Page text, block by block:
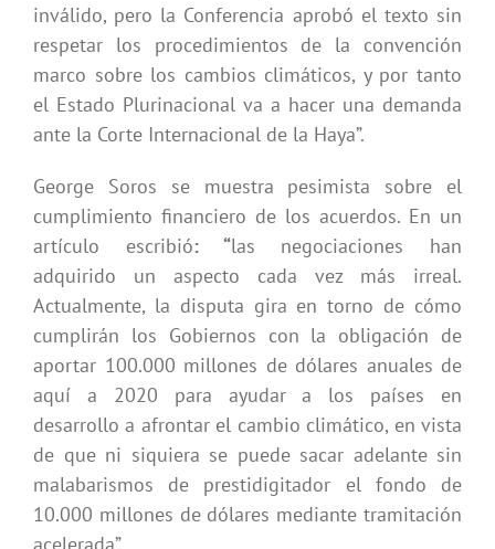
inválido, pero la Conferencia aprobó el texto sin
respetar los procedimientos de la convención
marco sobre los cambios climáticos, y por tanto
el Estado Plurinacional va a hacer una demanda
ante la Corte Internacional de la Haya”.
George Soros se muestra pesimista sobre el
cumplimiento financiero de los acuerdos. En un
artículo escribió: “las negociaciones han
adquirido un aspecto cada vez más irreal.
Actualmente, la disputa gira en torno de cómo
cumplirán los Gobiernos con la obligación de
aportar 100.000 millones de dólares anuales de
aquí a 2020 para ayudar a los países en
desarrollo a afrontar el cambio climático, en vista
de que ni siquiera se puede sacar adelante sin
malabarismos de prestidigitador el fondo de
10.000 millones de dólares mediante tramitación